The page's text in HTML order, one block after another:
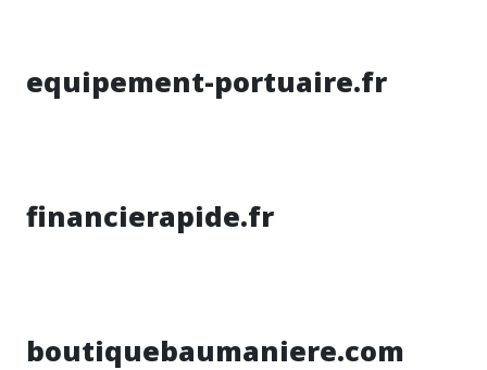
equipement-portuaire.fr
financierapide.fr
boutiquebaumaniere.com